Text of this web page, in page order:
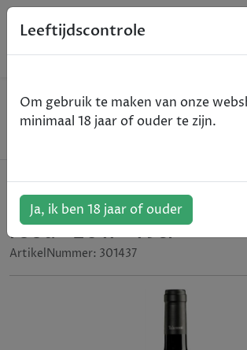
Home
Wijn
Cantine Talamonti Moda
Cantine Talamonti Moda
Montepulciano DOC -
rood - 2017 - 75cl
ArtikelNummer: 301437
Leeftijdscontrole
Om gebruik te maken van onze
minimaal 18 jaar of ouder te zijn.
Ja, ik ben 18 jaar of ouder